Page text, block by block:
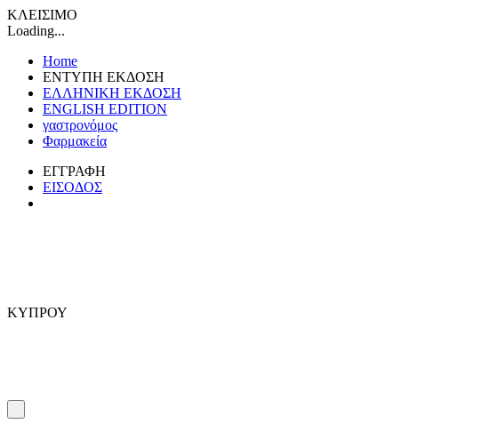
ΚΛΕΙΣΙΜΟ
Loading...
Home
ΕΝΤΥΠΗ ΕΚΔΟΣΗ
ΕΛΛΗΝΙΚΗ ΕΚΔΟΣΗ
ENGLISH EDITION
γαστρονόμος
Φαρμακεία
ΕΓΓΡΑΦΗ
ΕΙΣΟΔΟΣ
ΚΥΠΡΟΥ